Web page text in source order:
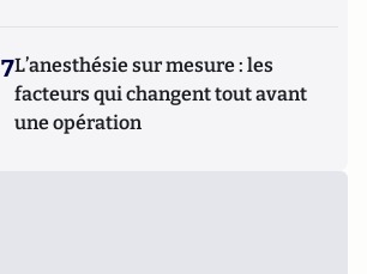
7L’anesthésie sur mesure : les
facteurs qui changent tout avant
une opération